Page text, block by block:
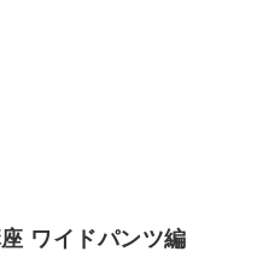
ワイドパンツ編